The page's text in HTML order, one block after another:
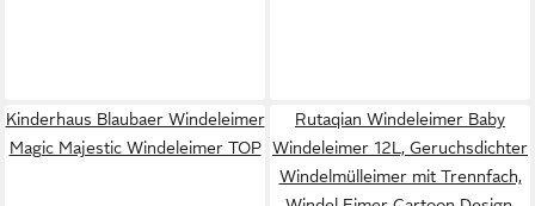
Kinderhaus Blaubaer Windeleimer
Magic Majestic Windeleimer TOP
Rutaqian Windeleimer Baby
Windeleimer 12L, Geruchsdichter
Windelmülleimer mit Trennfach,